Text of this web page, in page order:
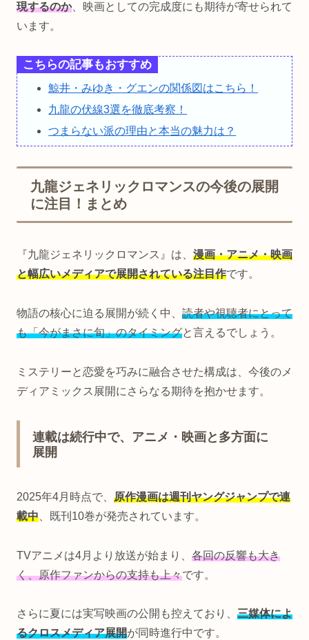
現するのか、映画としての完成度にも期待が寄せられて
います。
こちらの記事もおすすめ
鯨井・みゆき・グエンの関係図はこちら！
九龍の伏線3選を徹底考察！
つまらない派の理由と本当の魅力は？
九龍ジェネリックロマンスの今後の展開
に注目！まとめ
『九龍ジェネリックロマンス』は、 漫画・アニメ・映画
と幅広いメディアで展開されている注目作です。
物語の核心に迫る展開が続く中、 読者や視聴者にとって
も「今がまさに旬」のタイミングと言えるでしょう。
ミステリーと恋愛を巧みに融合させた構成は、今後のメ
ディアミックス展開にさらなる期待を抱かせます。
連載は続行中で、アニメ・映画と多方面に
展開
2025年4月時点で、 原作漫画は週刊ヤングジャンプで連
載中 、既刊10巻が発売されています。
TVアニメは4月より放送が始まり、 各回の反響も大き
く、原作ファンからの支持も上々です。
さらに夏には実写映画の公開も控えており、 三媒体によ
るクロスメディア展開が同時進行中です。